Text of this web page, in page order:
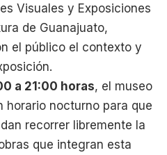
Visuales y Exposiciones
de Guanajuato,
el público el contexto y
a 21:00 horas, el museo
horario nocturno para que
recorrer libremente la
que integran esta